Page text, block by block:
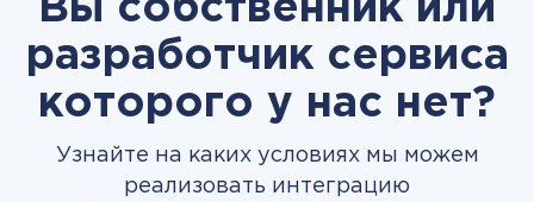
Вы собственник или
разработчик сервиса
которого у нас нет?
Узнайте на каких условиях мы можем
реализовать интеграцию